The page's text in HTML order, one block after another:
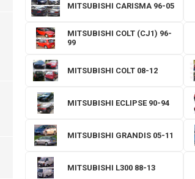
MITSUBISHI CARISMA 96-05
MITSUBISHI COLT (CJ1) 96-
99
MITSUBISHI COLT 08-12
MITSUBISHI ECLIPSE 90-94
MITSUBISHI GRANDIS 05-11
MITSUBISHI L300 88-13